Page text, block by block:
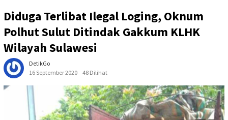
Diduga Terlibat Ilegal Loging, Oknum
Polhut Sulut Ditindak Gakkum KLHK
Wilayah Sulawesi
DetikGo
16 September 2020
48 Dilihat